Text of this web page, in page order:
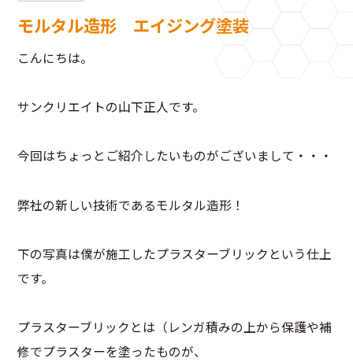
モルタル造形 エイジング塗装
こんにちは。
サンクリエイトの山下正人です。
今回はちょっとご紹介したいものがございまして・・・
弊社の新しい技術であるモルタル造形！
下の写真は僕が施工したプラスターブリックという仕上
です。
プラスターブリックとは（レンガ積みの上から保護や補
修でプラスターを塗ったものが、